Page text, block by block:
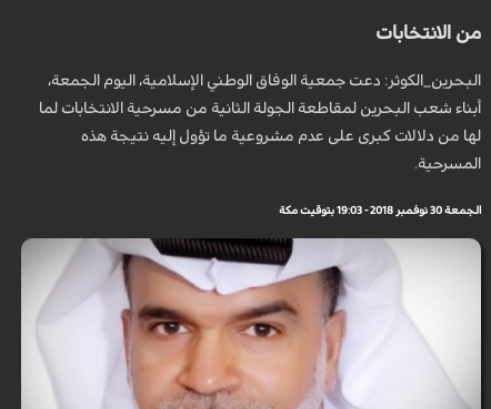
من الانتخابات
البحرين_الكوثر: دعت جمعية الوفاق الوطني الإسلامية، اليوم الجمعة،
أبناء شعب البحرين لمقاطعة الجولة الثانية من مسرحية الانتخابات لما
لها من دلالات كبرى على عدم مشروعية ما تؤول إليه نتيجة هذه
المسرحية.
الجمعة 30 نوفمبر 2018 - 19:03 بتوقيت مكة